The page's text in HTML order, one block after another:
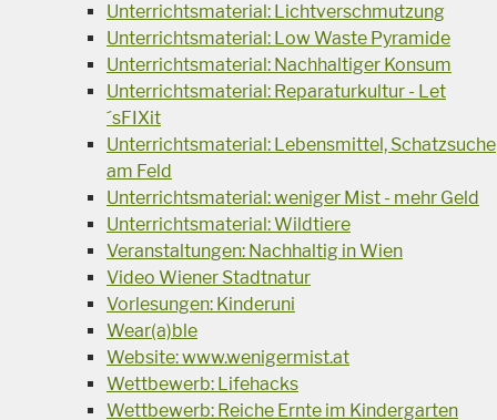
Unterrichtsmaterial: Lichtverschmutzung
Unterrichtsmaterial: Low Waste Pyramide
Unterrichtsmaterial: Nachhaltiger Konsum
Unterrichtsmaterial: Reparaturkultur - Let
´sFIXit
Unterrichtsmaterial: Lebensmittel, Schatzsuche
am Feld
Unterrichtsmaterial: weniger Mist - mehr Geld
Unterrichtsmaterial: Wildtiere
Veranstaltungen: Nachhaltig in Wien
Video Wiener Stadtnatur
Vorlesungen: Kinderuni
Wear(a)ble
Website: www.wenigermist.at
Wettbewerb: Lifehacks
Wettbewerb: Reiche Ernte im Kindergarten